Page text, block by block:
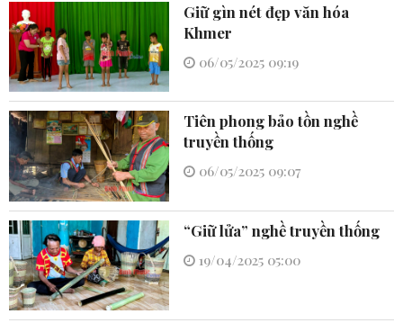
Giữ gìn nét đẹp văn hóa
Khmer
06/05/2025 09:19
Tiên phong bảo tồn nghề
truyền thống
06/05/2025 09:07
“Giữ lửa” nghề truyền thống
19/04/2025 05:00